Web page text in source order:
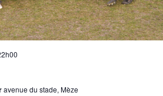
avenue du stade, Mèze